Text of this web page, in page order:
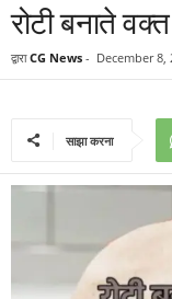
रोटी बनाते
द्वारा CG News - December 8,
साझा करना